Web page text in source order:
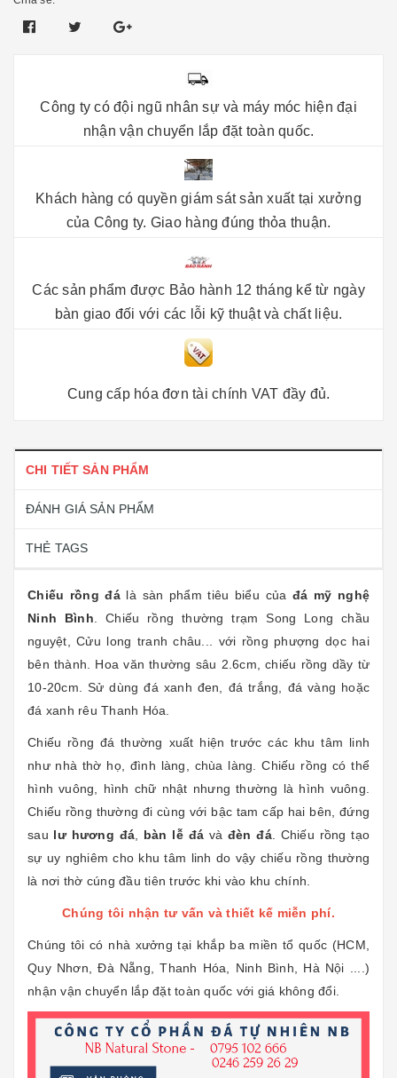
Công ty có đội ngũ nhân sự và máy móc hiện đại
nhận vận chuyển lắp đặt toàn quốc.
Khách hàng có quyền giám sát sản xuất tại xưởng
của Công ty. Giao hàng đúng thỏa thuận.
Các sản phẩm được Bảo hành 12 tháng kể từ ngày
bàn giao đối với các lỗi kỹ thuật và chất liệu.
Cung cấp hóa đơn tài chính VAT đầy đủ.
CHI TIẾT SẢN PHẨM
ĐÁNH GIÁ SẢN PHẨM
THẺ TAGS
Chiếu rồng đálà sàn phẩm tiêu biểu của đá mỹ nghệ
Ninh Bình . Chiếu rồng thường trạm Song Long chầu
nguyệt, Cửu long tranh châu... với rồng phượng dọc hai
bên thành. Hoa văn thường sâu 2.6cm, chiếu rồng dầy từ
10-20cm. Sử dùng đá xanh đen, đá trắng, đá vàng hoặc
đá xanh rêu Thanh Hóa.
Chiếu rồng đá thường xuất hiện trước các khu tâm linh
như nhà thờ họ, đình làng, chùa làng. Chiếu rồng có thể
hình vuông, hình chữ nhật nhưng thường là hình vuông.
Chiếu rồng thường đi cùng với bậc tam cấp hai bên, đứng
sau lư hương đá bàn lễ đá và đèn đá. Chiếu rồng tạo
sự uy nghiêm cho khu tâm linh do vậy chiếu rồng thường
là nơi thờ cúng đầu tiên trước khi vào khu chính.
Chúng tôi nhận tư vấn và thiết kế miễn phí.
Chúng tôi có nhà xưởng tại khắp ba miền tổ quốc (HCM,
Quy Nhơn, Đà Nẵng, Thanh Hóa, Ninh Bình, Hà Nội ....)
nhận vận chuyển lắp đặt toàn quốc với giá không đổi.